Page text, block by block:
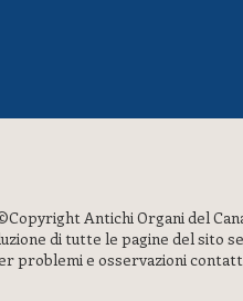
Antichi Organi del
di tutte le pagine del sito
problemi e osservazioni